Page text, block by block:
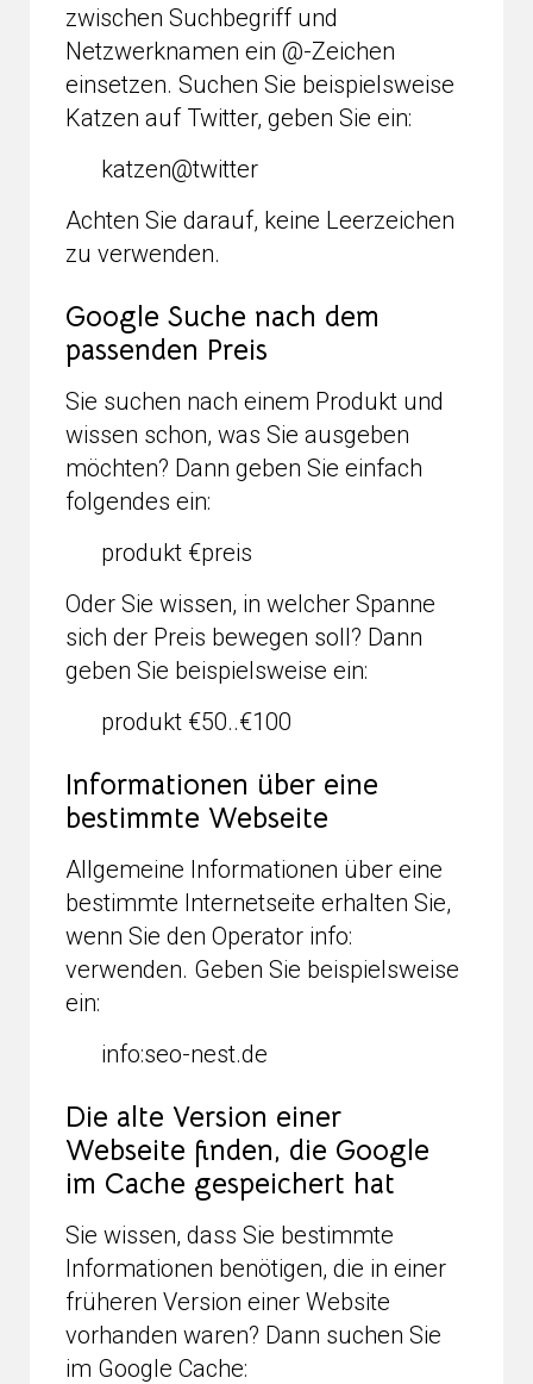
zwischen Suchbegriff und
Netzwerknamen ein @-Zeichen
einsetzen. Suchen Sie beispielsweise
Katzen auf Twitter, geben Sie ein:
katzen@twitter
Achten Sie darauf, keine Leerzeichen
zu verwenden.
Google Suche nach dem
passenden Preis
Sie suchen nach einem Produkt und
wissen schon, was Sie ausgeben
möchten? Dann geben Sie einfach
folgendes ein:
produkt €preis
Oder Sie wissen, in welcher Spanne
sich der Preis bewegen soll? Dann
geben Sie beispielsweise ein:
produkt €50..€100
Informationen über eine
bestimmte Webseite
Allgemeine Informationen über eine
bestimmte Internetseite erhalten Sie,
wenn Sie den Operator info:
verwenden. Geben Sie beispielsweise
ein:
info:seo-nest.de
Die alte Version einer
Webseite finden, die Google
im Cache gespeichert hat
Sie wissen, dass Sie bestimmte
Informationen benötigen, die in einer
früheren Version einer Website
vorhanden waren? Dann suchen Sie
im Google Cache: